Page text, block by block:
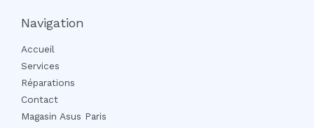
Navigation
Accueil
Services
Réparations
Contact
Magasin Asus Paris